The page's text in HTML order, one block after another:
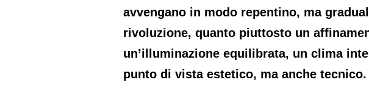
avvengano in modo repentino, ma
rivoluzione, quanto piuttosto un
un’illuminazione equilibrata, un clima
punto di vista estetico, ma anche tecnico.